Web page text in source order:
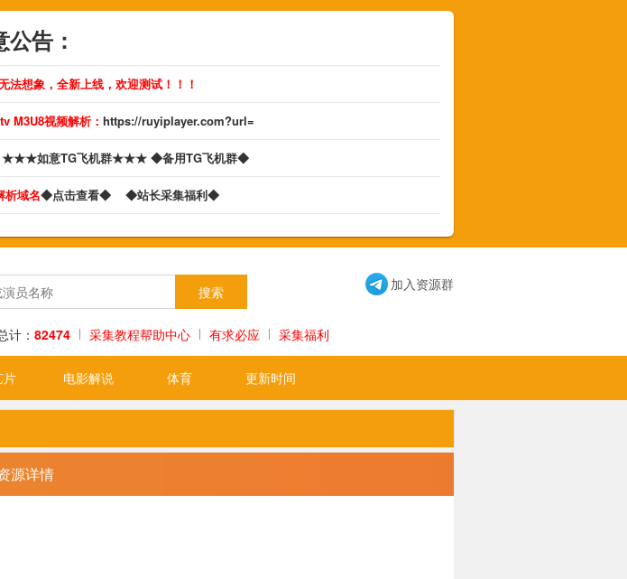
公告：
法想象，全新上线，欢迎测试！！！
M3U8视频解析： https://ruyiplayer.com?url=
★★★如意TG飞机群★★★ ◆备用TG飞机群◆
域名◆点击查看◆ ◆站长采集福利◆
计： 82474 采集教程帮助中心 有求必应 采集福利
加入资源群
片 电影解说 体育 更新时间
源详情